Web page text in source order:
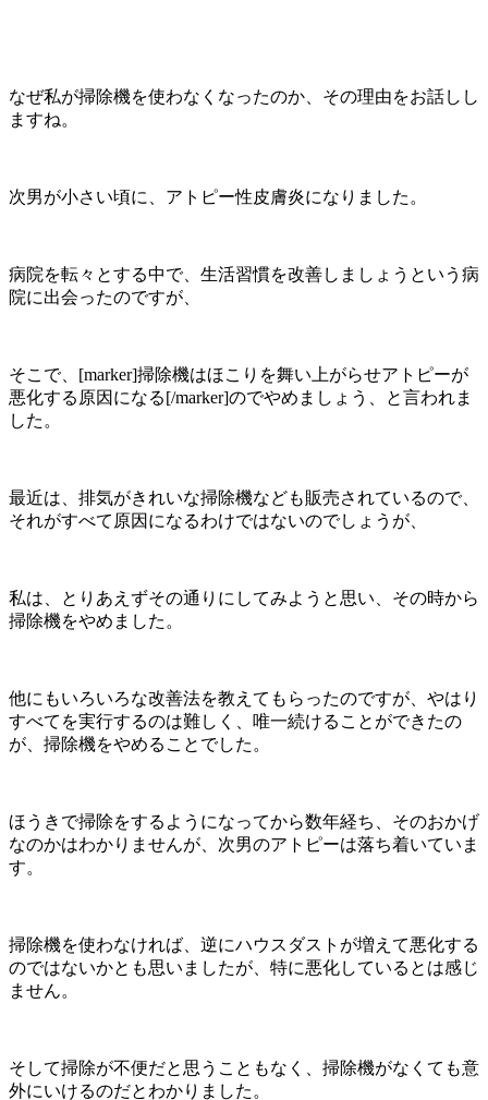
なぜ私が掃除機を使わなくなったのか、その理由をお話しし
ますね。
次男が小さい頃に、アトピー性皮膚炎になりました。
病院を転々とする中で、生活習慣を改善しましょうという病
院に出会ったのですが、
そこで、[marker]掃除機はほこりを舞い上がらせアトピーが
悪化する原因になる[/marker]のでやめましょう、と言われま
した。
最近は、排気がきれいな掃除機なども販売されているので、
それがすべて原因になるわけではないのでしょうが、
私は、とりあえずその通りにしてみようと思い、その時から
掃除機をやめました。
他にもいろいろな改善法を教えてもらったのですが、やはり
すべてを実行するのは難しく、唯一続けることができたの
が、掃除機をやめることでした。
ほうきで掃除をするようになってから数年経ち、そのおかげ
なのかはわかりませんが、次男のアトピーは落ち着いていま
す。
掃除機を使わなければ、逆にハウスダストが増えて悪化する
のではないかとも思いましたが、特に悪化しているとは感じ
ません。
そして掃除が不便だと思うこともなく、掃除機がなくても意
外にいけるのだとわかりました。